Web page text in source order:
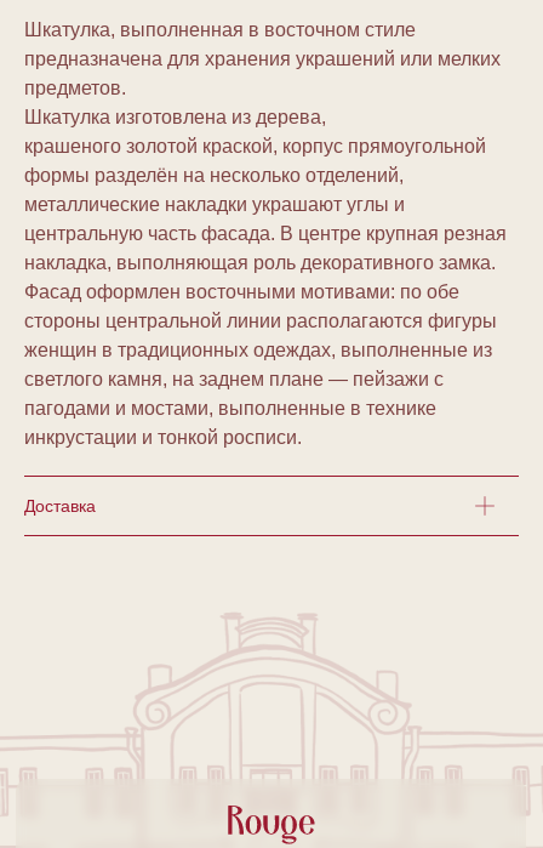
Шкатулка, выполненная в восточном стиле
предназначена для хранения украшений или мелких
предметов.
Шкатулка изготовлена из дерева,
крашеного золотой краской, корпус прямоугольной
формы разделён на несколько отделений,
металлические накладки украшают углы и
центральную часть фасада. В центре крупная резная
накладка, выполняющая роль декоративного замка.
Фасад оформлен восточными мотивами: по обе
стороны центральной линии располагаются фигуры
женщин в традиционных одеждах, выполненные из
светлого камня, на заднем плане — пейзажи с
пагодами и мостами, выполненные в технике
инкрустации и тонкой росписи.
Доставка